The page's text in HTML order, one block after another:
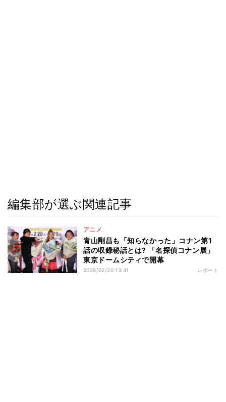
編集部が選ぶ関連記事
アニメ
青山剛昌も「知らなかった」コナン第1
話の収録秘話とは? 「名探偵コナン展」
東京ドームシティで開幕
2026/02/20 13:41 レポート